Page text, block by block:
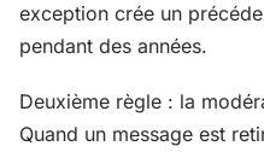
exception crée un
pendant des années.
Deuxième règle : la
Quand un message est